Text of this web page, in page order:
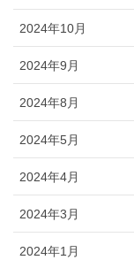
2024年10月
2024年9月
2024年8月
2024年5月
2024年4月
2024年3月
2024年1月